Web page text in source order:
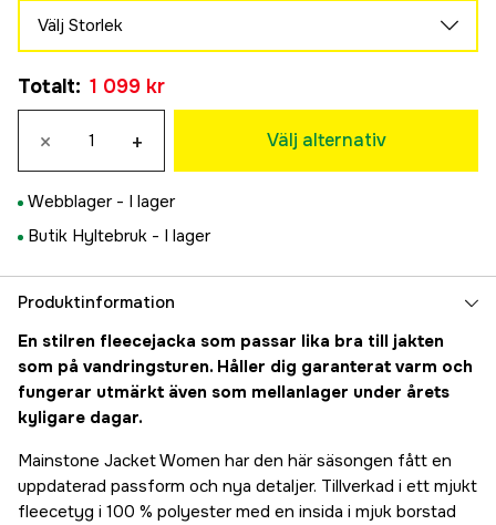
Välj Storlek
1 099 kr
36
1 099 kr
1 099 kr
1 099 kr
1 099 kr
1 099 kr
46
1 099 kr
48
Totalt: 1 099 kr
× + Välj alternativ
Webblager - I lager
Butik Hyltebruk - I lager
Produktinformation
En stilren fleecejacka som passar lika bra till jakten
som på vandringsturen. Håller dig garanterat varm och
fungerar utmärkt även som mellanlager under årets
kyligare dagar.
Mainstone Jacket Women har den här säsongen fått en
uppdaterad passform och nya detaljer. Tillverkad i ett mjukt
fleecetyg i 100 % polyester med en insida i mjuk borstad